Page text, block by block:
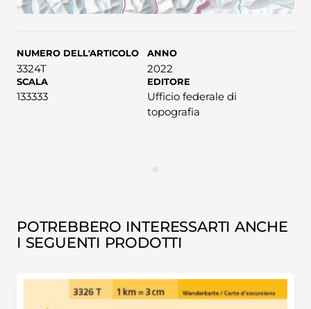
NUMERO DELL'ARTICOLO
3324T
ANNO
2022
SCALA
133333
EDITORE
Ufficio federale di
topografia
POTREBBERO INTERESSARTI ANCHE
I SEGUENTI PRODOTTI